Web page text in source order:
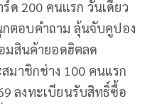
ด 200 คนแรก วันเดียว
กตอบคำถาม ลุ้นจับคูปอง
มสินค้ายอดฮิตลด
มาชิกช่าง 100 คนแรก
ลงทะเบียนรับสิทธิ์ซื้อ